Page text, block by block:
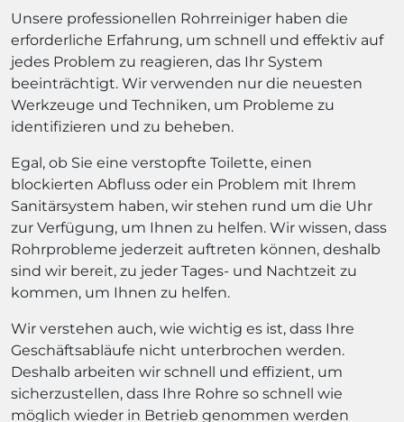
Unsere professionellen Rohrreiniger haben die
erforderliche Erfahrung, um schnell und effektiv auf
jedes Problem zu reagieren, das Ihr System
beeinträchtigt. Wir verwenden nur die neuesten
Werkzeuge und Techniken, um Probleme zu
identifizieren und zu beheben.
Egal, ob Sie eine verstopfte Toilette, einen
blockierten Abfluss oder ein Problem mit Ihrem
Sanitärsystem haben, wir stehen rund um die Uhr
zur Verfügung, um Ihnen zu helfen. Wir wissen, dass
Rohrprobleme jederzeit auftreten können, deshalb
sind wir bereit, zu jeder Tages- und Nachtzeit zu
kommen, um Ihnen zu helfen.
Wir verstehen auch, wie wichtig es ist, dass Ihre
Geschäftsabläufe nicht unterbrochen werden.
Deshalb arbeiten wir schnell und effizient, um
sicherzustellen, dass Ihre Rohre so schnell wie
möglich wieder in Betrieb genommen werden